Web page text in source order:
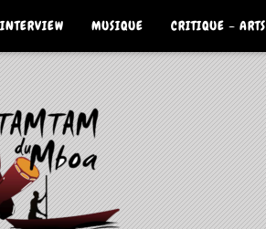
MUSIQUE CRITIQUE – ARTS